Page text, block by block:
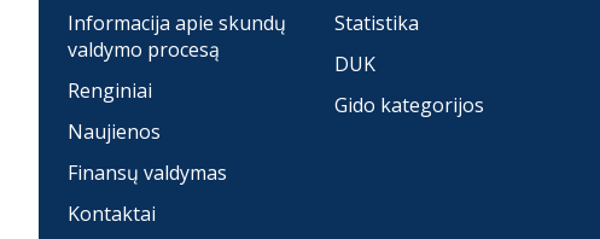
Informacija apie skundų
valdymo procesą
Renginiai
Naujienos
Finansų valdymas
Kontaktai
Statistika
DUK
Gido kategorijos